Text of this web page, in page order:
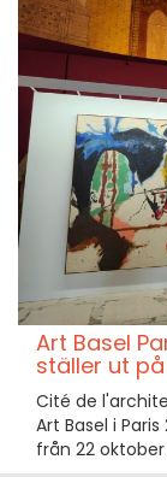
Art Basel
ställer ut
Cité de
Art Basel i
från 22 oktober